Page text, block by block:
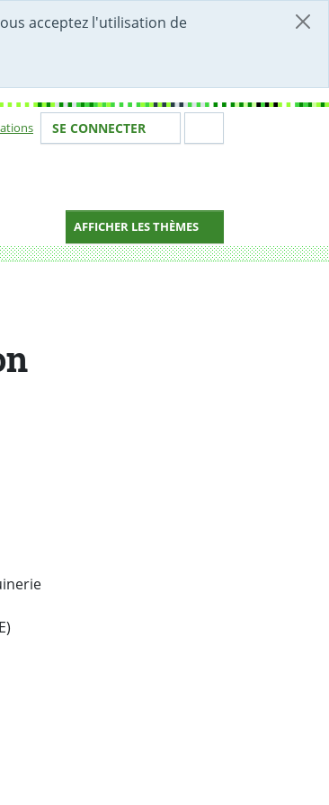
acceptez l'utilisation de
Votre identité
SE CONNECTER
AFFICHER LES THÈMES